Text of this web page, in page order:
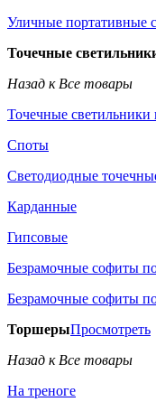
Уличные портативные
Точечные
Назад к Все товары
Точечные светильники
Споты
Светодиодные
Карданные
Гипсовые
Безрамочные софиты
Безрамочные софиты
ТоршерыПросмотреть
Назад к Все товары
На треноге